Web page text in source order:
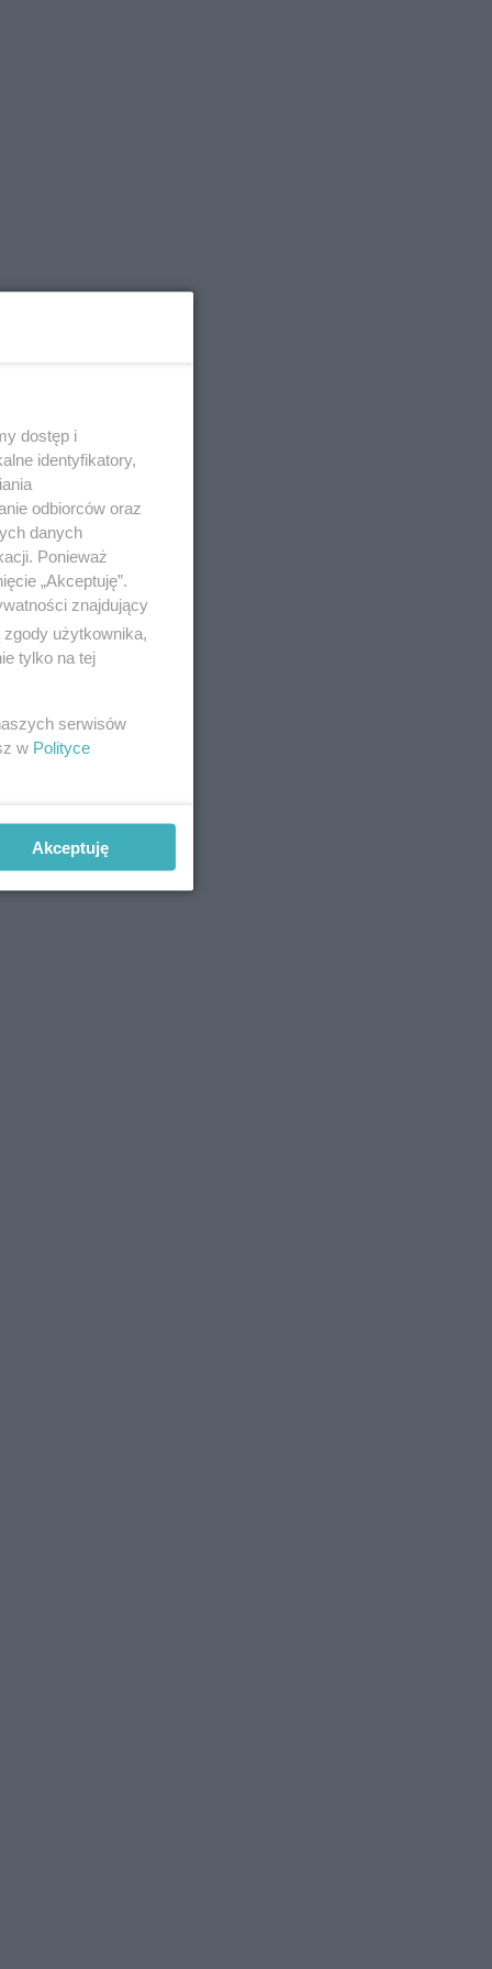
dostęp i
identyfikatory,
odbiorców oraz
danych
Ponieważ
„Akceptuję”.
znajdujący
użytkownika,
tylko na tej
serwisów
w Polityce
Akceptuję